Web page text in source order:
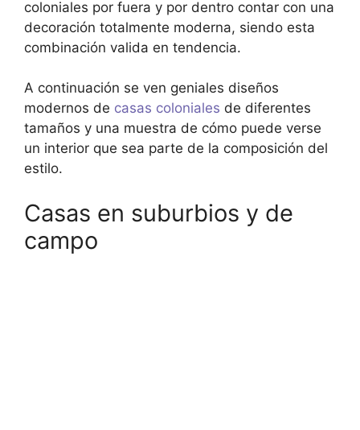
coloniales por fuera y por dentro contar con una
decoración totalmente moderna, siendo esta
combinación valida en tendencia.
A continuación se ven geniales diseños
modernos de casas coloniales de diferentes
tamaños y una muestra de cómo puede verse
un interior que sea parte de la composición del
estilo.
Casas en suburbios y de
campo